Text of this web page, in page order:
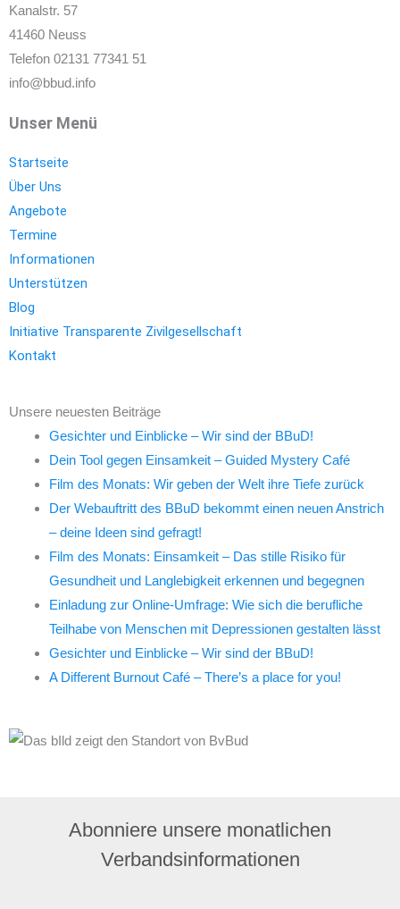
Kanalstr. 57
41460 Neuss
Telefon 02131 77341 51
info@bbud.info
Unser Menü
Startseite
Über Uns
Angebote
Termine
Informationen
Unterstützen
Blog
Initiative Transparente Zivilgesellschaft
Kontakt
Unsere neuesten Beiträge
Gesichter und Einblicke – Wir sind der BBuD!
Dein Tool gegen Einsamkeit – Guided Mystery Café
Film des Monats: Wir geben der Welt ihre Tiefe zurück
Der Webauftritt des BBuD bekommt einen neuen Anstrich
– deine Ideen sind gefragt!
Film des Monats: Einsamkeit – Das stille Risiko für
Gesundheit und Langlebigkeit erkennen und begegnen
Einladung zur Online-Umfrage: Wie sich die berufliche
Teilhabe von Menschen mit Depressionen gestalten lässt
Gesichter und Einblicke – Wir sind der BBuD!
A Different Burnout Café – There’s a place for you!
Abonniere unsere monatlichen
Verbandsinformationen